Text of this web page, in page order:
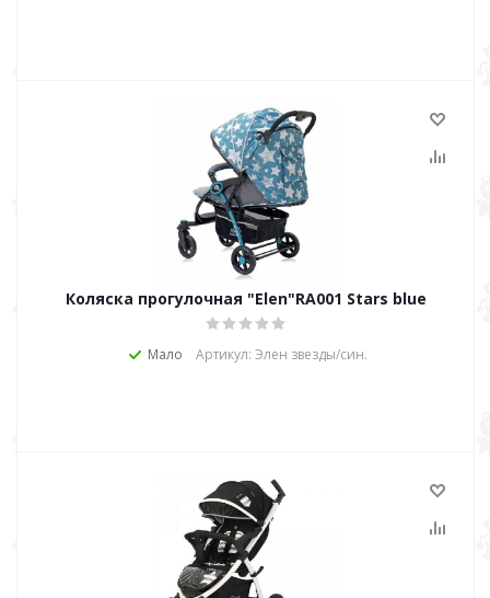
Коляска прогулочная "Elen"RA001 Stars blue
Мало Артикул: Элен звезды/син.